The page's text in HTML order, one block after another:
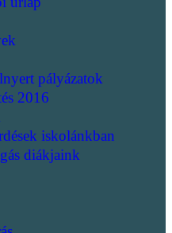
pályázatok
2016
iskolánkban
diákjaink